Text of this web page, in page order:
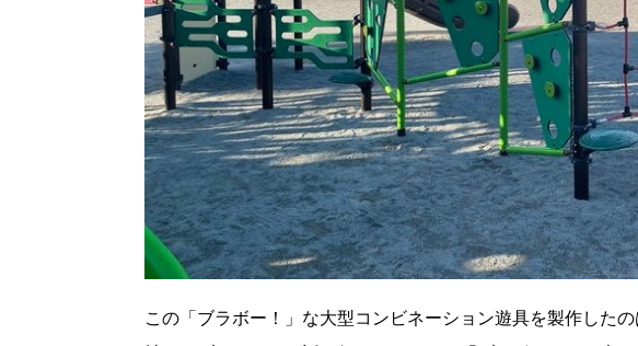
この「ブラボー！」な大型コンビネーション遊具を製作した